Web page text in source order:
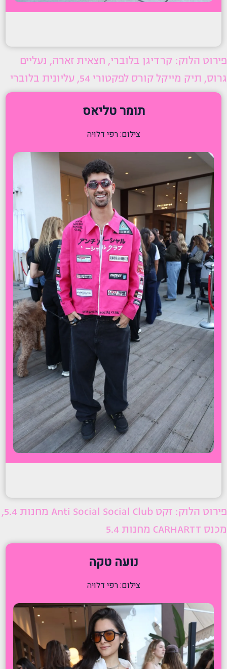
פירוט הלוק: קרדיגן בלוברי, חצאית זארה, נעליים
גרוס, תיק מייקל קורס לפקטורי 54, עליונית בלוברי
פירוט הלוק: זקט Anti Social Social Club מחנות 5.4,
מכנס CARHARTT מחנות 5.4